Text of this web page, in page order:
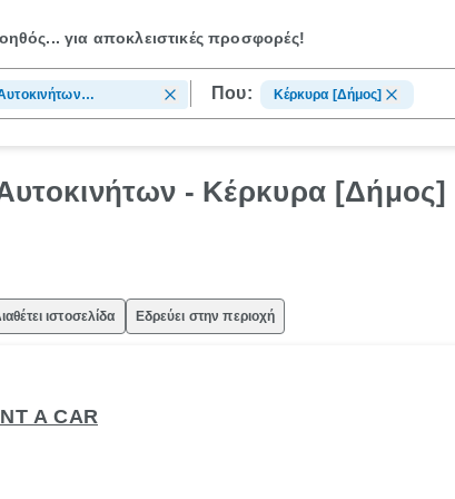
για αποκλειστικές προσφορές!
Που: Κέρκυρα [Δήμος]
- Κέρκυρα [Δήμος]
ιστοσελίδα Εδρεύει στην περιοχή
A CAR